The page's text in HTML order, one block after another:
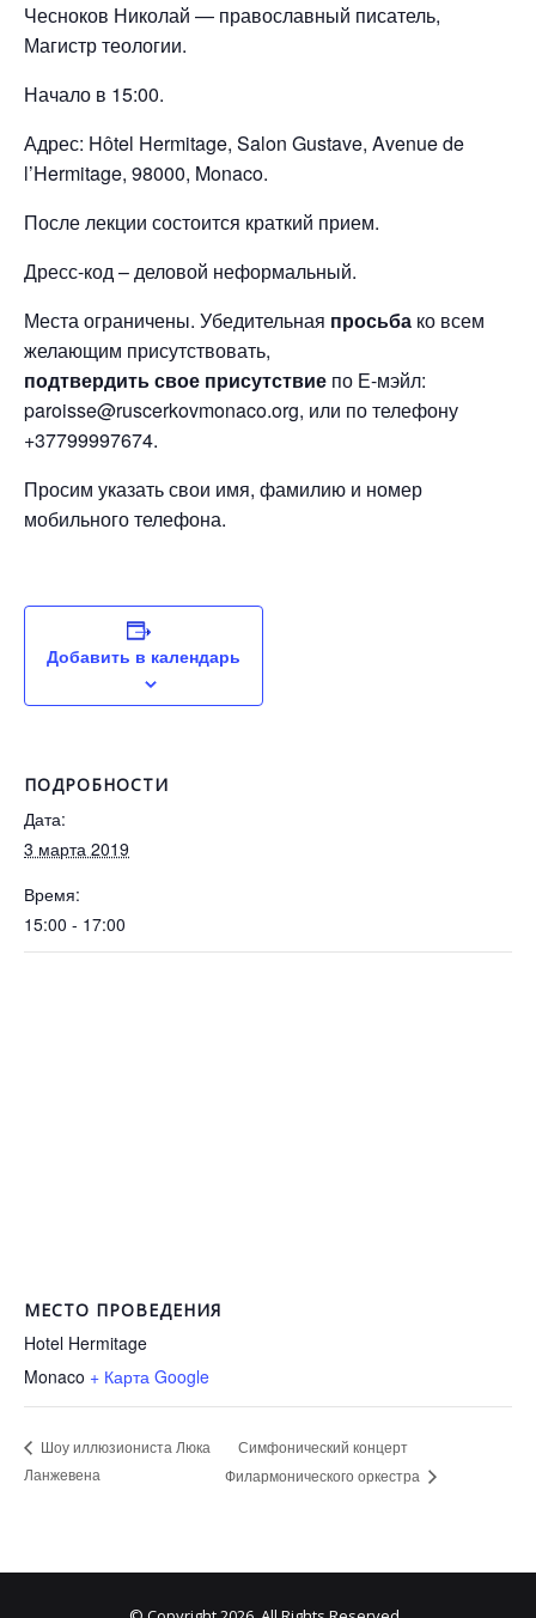
Чесноков Николай — православный писатель,
Магистр теологии.
Начало в 15:00.
Адрес: Hôtel Hermitage, Salon Gustave, Avenue de
l’Hermitage, 98000, Monaco.
После лекции состоится краткий прием.
Дресс-код – деловой неформальный.
Места ограничены. Убедительная просьба ко всем
желающим присутствовать,
подтвердить свое присутствие по Е-мэйл:
paroisse@ruscerkovmonaco.org, или по телефону
+37799997674.
Просим указать свои имя, фамилию и номер
мобильного телефона.
Добавить в календарь
ПОДРОБНОСТИ
Дата:
3 марта 2019
Время:
15:00 - 17:00
МЕСТО ПРОВЕДЕНИЯ
Hotel Hermitage
Monaco + Карта Google
Шоу иллюзиониста Люка
Ланжевена
Симфонический концерт
Филармонического оркестра